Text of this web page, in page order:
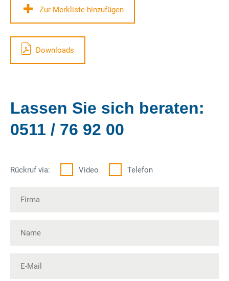
Zur Merkliste hinzufügen
Downloads
Lassen Sie sich beraten:
0511 / 76 92 00
Rückruf via: Video Telefon